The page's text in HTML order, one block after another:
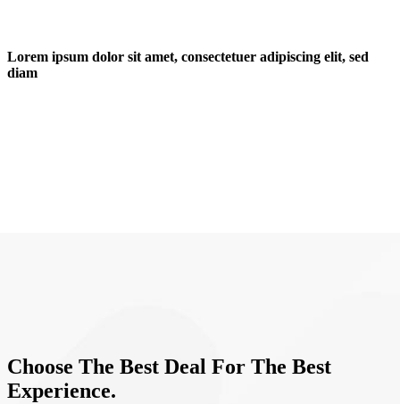
Lorem ipsum dolor sit amet, consectetuer adipiscing elit, sed
diam
Choose The Best Deal For The Best
Experience.